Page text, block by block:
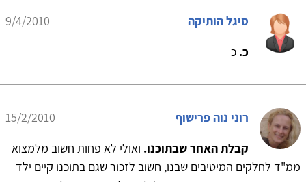
סיגל הותיקה
9/4/2010
כ. כ
רוני נוה פרישוף
15/2/2010
קבלת האחר שבתוכנו. ואולי לא פחות חשוב מלמצוא
ממ"ד לחלקים המיטיבים שבנו, חשוב לזכור שגם בתוכנו קיים ילד